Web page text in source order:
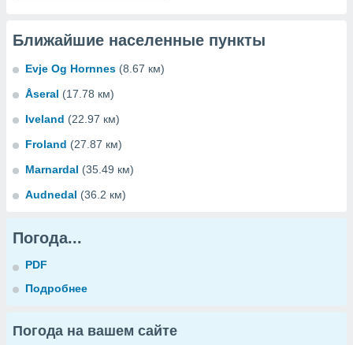
Ближайшие населенные пункты
Evje Og Hornnes (8.67 км)
Åseral (17.78 км)
Iveland (22.97 км)
Froland (27.87 км)
Marnardal (35.49 км)
Audnedal (36.2 км)
Погода...
PDF
Подробнее
Погода на вашем сайте